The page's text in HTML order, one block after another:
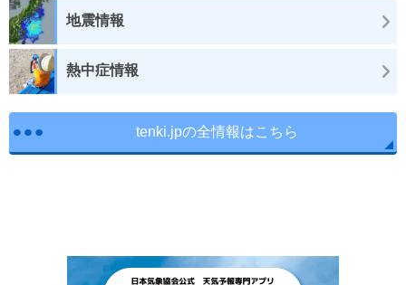
地震情報
熱中症情報
tenki.jpの全情報はこちら